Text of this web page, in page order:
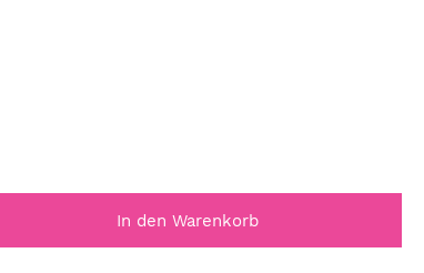
In den Warenkorb